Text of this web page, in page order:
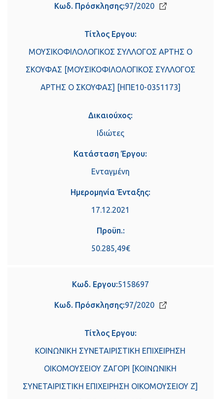
Κωδ. Πρόσκλησης:97/2020
Τίτλος Εργου:
ΜΟΥΣΙΚΟΦΙΛΟΛΟΓΙΚΟΣ ΣΥΛΛΟΓΟΣ ΑΡΤΗΣ Ο
ΣΚΟΥΦΑΣ [ΜΟΥΣΙΚΟΦΙΛΟΛΟΓΙΚΟΣ ΣΥΛΛΟΓΟΣ
ΑΡΤΗΣ Ο ΣΚΟΥΦΑΣ] [ΗΠΕ10-0351173]
Δικαιούχος:
Ιδιώτες
Κατάσταση Έργου:
Ενταγμένη
Ημερομηνία Ένταξης:
17.12.2021
Προϋπ.:
50.285,49€
Κωδ. Εργου:5158697
Κωδ. Πρόσκλησης:97/2020
Τίτλος Εργου:
ΚΟΙΝΩΝΙΚΗ ΣΥΝΕΤΑΙΡΙΣΤΙΚΗ ΕΠΙΧΕΙΡΗΣΗ
ΟΙΚΟΜΟΥΣΕΙΟΥ ΖΑΓΟΡΙ [ΚΟΙΝΩΝΙΚΗ
ΣΥΝΕΤΑΙΡΙΣΤΙΚΗ ΕΠΙΧΕΙΡΗΣΗ ΟΙΚΟΜΟΥΣΕΙΟΥ Ζ]